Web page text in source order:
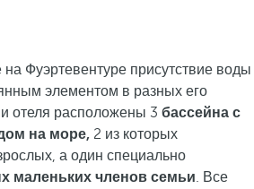
Фуэртевентуре присутствие воды
элементом в разных его
отеля расположены 3 бассейна с
на море, 2 из которых
а один специально
маленьких членов семьи . Все